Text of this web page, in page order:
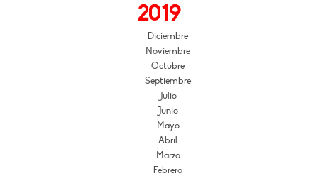
2019
Diciembre
Noviembre
Octubre
Septiembre
Julio
Junio
Mayo
Abril
Marzo
Febrero